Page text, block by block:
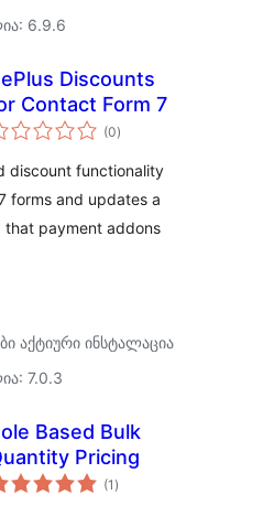
6.9.6
Discounts
Contact Form 7
(0საერთო
რეიტინგი
)
discount functionality
forms and updates a
that payment addons
აქტიური ინსტალაცია
7.0.3
Based Bulk
Pricing
(1 საერთო
რეიტინგი
)